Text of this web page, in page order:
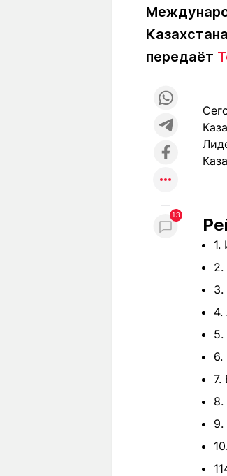
Редакция
+7 (777) 001
передаёт
13
1.
2.
3.
4.
5.
6.
7.
8.
9.